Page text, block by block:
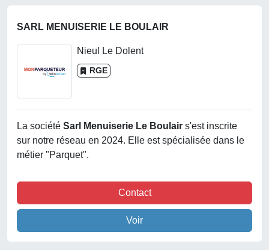
SARL MENUISERIE LE BOULAIR
Nieul Le Dolent
RGE
La société Sarl Menuiserie Le Boulair s'est inscrite
sur notre réseau en 2024. Elle est spécialisée dans le
métier "Parquet".
Contact
Voir